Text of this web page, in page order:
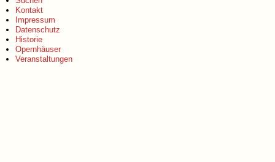
Kontakt
Impressum
Datenschutz
Historie
Opernhäuser
Veranstaltungen